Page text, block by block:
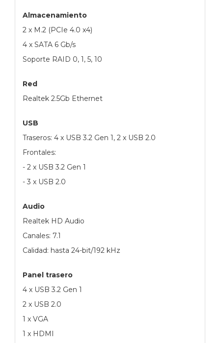
Almacenamiento
2 x M.2 (PCIe 4.0 x4)
4 x SATA 6 Gb/s
Soporte RAID 0, 1, 5, 10
Red
Realtek 2.5Gb Ethernet
USB
Traseros: 4 x USB 3.2 Gen 1, 2 x USB 2.0
Frontales:
- 2 x USB 3.2 Gen 1
- 3 x USB 2.0
Audio
Realtek HD Audio
Canales: 7.1
Calidad: hasta 24-bit/192 kHz
Panel trasero
4 x USB 3.2 Gen 1
2 x USB 2.0
1 x VGA
1 x HDMI